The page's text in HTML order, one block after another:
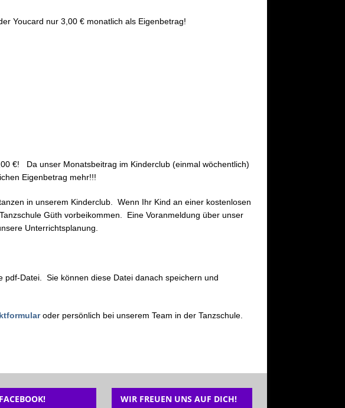
Youcard nur 3,00 € monatlich als Eigenbetrag!
€! Da unser Monatsbeitrag im Kinderclub (einmal wöchentlich)
Eigenbetrag mehr!!!
in unserem Kinderclub. Wenn Ihr Kind an einer kostenlosen
Güth vorbeikommen. Eine Voranmeldung über unser
Unterrichtsplanung.
pdf-Datei. Sie können diese Datei danach speichern und
oder persönlich bei unserem Team in der Tanzschule.
WIR FREUEN UNS AUF DICH!